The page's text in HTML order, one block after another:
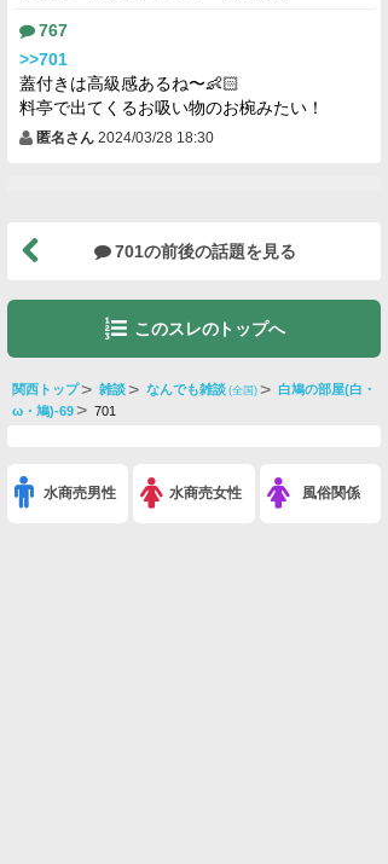
767
>>701
蓋付きは高級感あるね〜👶🏻
料亭で出てくるお吸い物のお椀みたい！
匿名さん 2024/03/28 18:30
701の前後の話題を見る
このスレのトップへ
関西トップ 雑談 なんでも雑談 (全国)
白鳩の部屋(白・
ω・鳩)-69
701
水商売男性 水商売女性 風俗関係